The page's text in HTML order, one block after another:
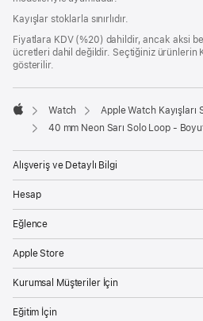
Kayışlar stoklarla sınırlıdır.
Fiyatlara KDV (%20) dahildir, ancak aksi
ücretleri dahil değildir. Seçtiğiniz ürünlerin
gösterilir.
Apple
Watch
Apple Watch Kayışları
40 mm Neon Sarı Solo Loop -
Alışveriş ve Detaylı Bilgi
Hesap
Eğlence
Apple Store
Kurumsal Müşteriler İçin
Eğitim İçin